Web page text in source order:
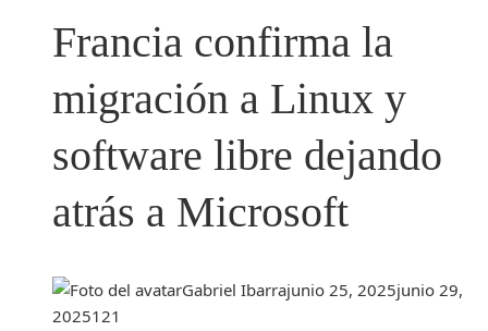
Francia confirma la
migración a Linux y
software libre dejando
atrás a Microsoft
Gabriel Ibarrajunio 25, 2025junio 29,
2025121